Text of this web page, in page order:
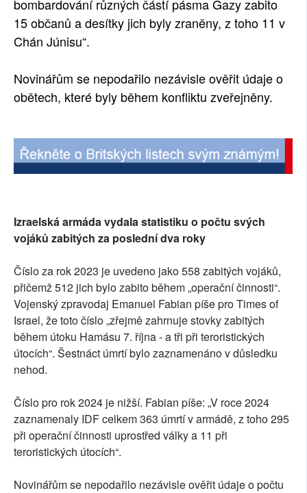
bombardování různých částí pásma Gazy zabito
15 občanů a desítky jich byly zraněny, z toho 11 v
Chán Júnisu“.
Novinářům se nepodařilo nezávisle ověřit údaje o
obětech, které byly během konfliktu zveřejněny.
Izraelská armáda vydala statistiku o počtu svých
vojáků zabitých za poslední dva roky
Číslo za rok 2023 je uvedeno jako 558 zabitých vojáků,
přičemž 512 jich bylo zabito během „operační činnosti“.
Vojenský zpravodaj Emanuel Fabian píše pro Times of
Israel, že toto číslo „zřejmě zahrnuje stovky zabitých
během útoku Hamásu 7. října - a tři při teroristických
útocích“. Šestnáct úmrtí bylo zaznamenáno v důsledku
nehod.
Číslo pro rok 2024 je nižší. Fabian píše: „V roce 2024
zaznamenaly IDF celkem 363 úmrtí v armádě, z toho 295
při operační činnosti uprostřed války a 11 při
teroristických útocích“.
Novinářům se nepodařilo nezávisle ověřit údaje o počtu